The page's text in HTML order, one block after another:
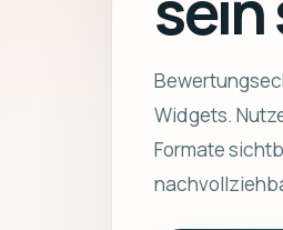
Widgets.
Formate